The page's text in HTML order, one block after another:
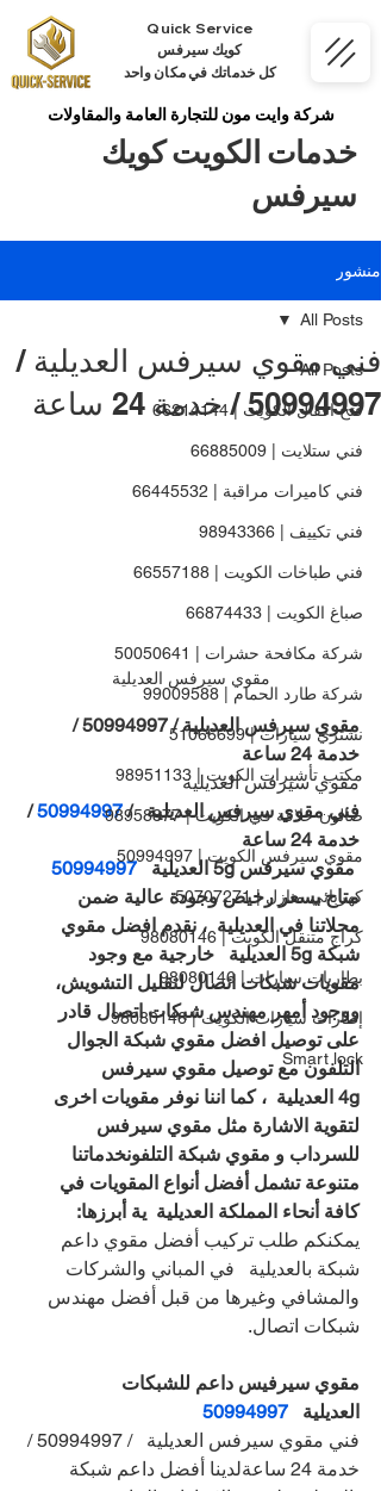
Quick Service
كويك سيرفس
كل خدماتك في مكان واحد
شركة وايت مون للتجارة العامة والمقاولات
خدمات الكويت كويك
سيرفس
منشور
All Posts
فتح اقفال الكويت | 66214144
فني ستلايت | 66885009
فني كاميرات مراقبة | 66445532
فني تكييف | 98943366
فني طباخات الكويت | 66557188
صباغ الكويت | 66874433
شركة مكافحة حشرات | 50050641
شركة طارد الحمام | 99009588
نشتري سيارات | 51066699
مكتب تأشيرات الكويت | 98951133
صالون حلاقة في الكويت | 98958877
مقوي سيرفس الكويت | 50994997
كهربائي منازل | 50707271
كراج متنقل الكويت | 98080146
بطاريات سيارات | 98080146
إطارات سيارات الكويت | 98080146
Smart lock
All Posts
فني مقوي سيرفس العديلية /
50994997 / خدمة 24 ساعة
مقوي سيرفس العديلية
مقوي سيرفس العديلية / 50994997 /
خدمة 24 ساعة
مقوي سيرفس العديلية
فني مقوي سيرفس العديلية   / 50994997
/
خدمة 24 ساعة
مقوي سيرفس 5g العديلية
50994997
متاح بسعر رخيص وجودة عالية ضمن
محلاتنا في العديلية  ، نقدم افضل مقوي
شبكة 5g العديلية   خارجية مع وجود
مقويات شبكات اتصال لتقليل التشويش،
ووجود أمهر مهندس شبكات اتصال قادر
على توصيل افضل مقوي شبكة الجوال
التلفون مع توصيل مقوي سيرفس
4g العديلية  ، كما اننا نوفر مقويات اخرى
لتقوية الاشارة مثل مقوي سيرفس
للسرداب و مقوي شبكة التلفونخدماتنا
متنوعة تشمل أفضل أنواع المقويات في
كافة أنحاء المملكة العديلية  ية أبرزها:
يمكنكم طلب تركيب أفضل مقوي داعم
شبكة بالعديلية   في المباني والشركات
والمشافي وغيرها من قبل أفضل مهندس
شبكات اتصال.
مقوي سيرفيس داعم للشبكات
العديلية 50994997
فني مقوي سيرفس العديلية   / 50994997 /
خدمة 24 ساعةلدينا أفضل داعم شبكة